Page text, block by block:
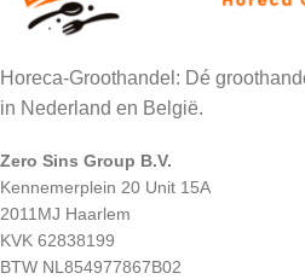
Horeca-Groothandel: Dé
in Nederland en België.
Zero Sins Group B.V.
Kennemerplein 20 Unit 15A
2011MJ Haarlem
KVK 62838199
BTW NL854977867B02